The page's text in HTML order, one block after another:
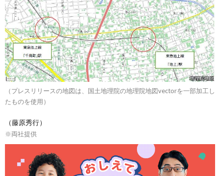
（プレスリリースの地図は、国土地理院の地理院地図vectorを一部加工し
たものを使用）
（藤原秀行）
※両社提供